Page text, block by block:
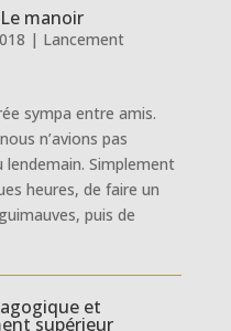
manoir
| Lancement
sympa entre amis.
n’avions pas
lendemain. Simplement
heures, de faire un
puis de
et
supérieur